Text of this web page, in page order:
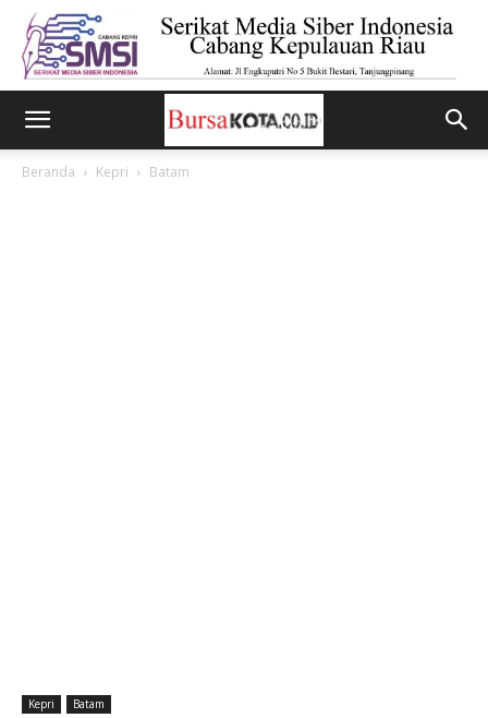
Beranda Kepri Batam
Kepri Batam